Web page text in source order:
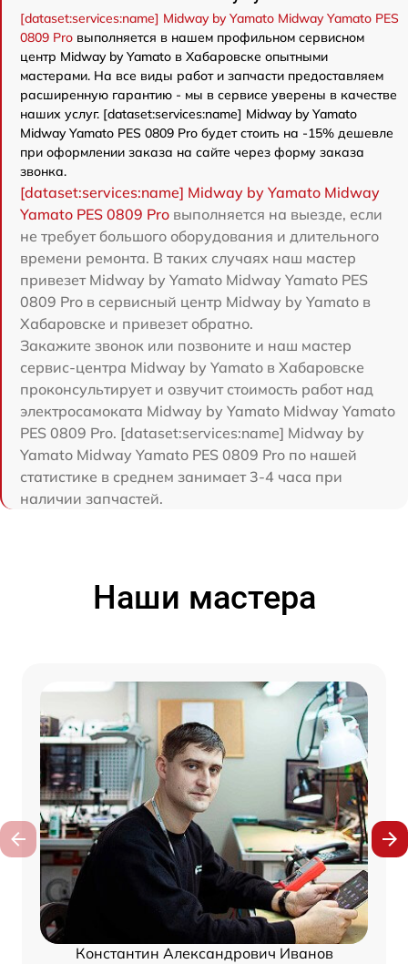
[dataset:services:name] Midway by Yamato Midway Yamato PES
0809 Pro выполняется в нашем профильном сервисном
центр Midway by Yamato в Хабаровске опытными
мастерами. На все виды работ и запчасти предоставляем
расширенную гарантию - мы в сервисе уверены в качестве
наших услуг. [dataset:services:name] Midway by Yamato
Midway Yamato PES 0809 Pro будет стоить на -15% дешевле
при оформлении заказа на сайте через форму заказа
звонка.
[dataset:services:name] Midway by Yamato Midway
Yamato PES 0809 Pro выполняется на выезде, если
не требует большого оборудования и длительного
времени ремонта. В таких случаях наш мастер
привезет Midway by Yamato Midway Yamato PES
0809 Pro в сервисный центр Midway by Yamato в
Хабаровске и привезет обратно.
Закажите звонок или позвоните и наш мастер
сервис-центра Midway by Yamato в Хабаровске
проконсультирует и озвучит стоимость работ над
электросамоката Midway by Yamato Midway Yamato
PES 0809 Pro. [dataset:services:name] Midway by
Yamato Midway Yamato PES 0809 Pro по нашей
статистике в среднем занимает 3-4 часа при
наличии запчастей.
Наши мастера
Константин Александрович Иванов